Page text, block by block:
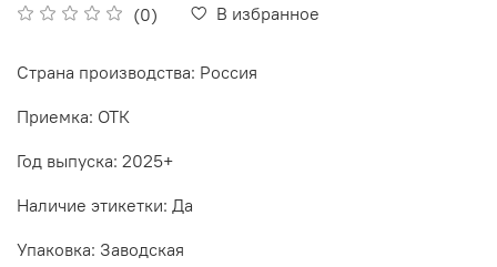
(0) В избранное
Страна производства: Россия
Приемка: ОТК
Год выпуска: 2025+
Наличие этикетки: Да
Упаковка: Заводская